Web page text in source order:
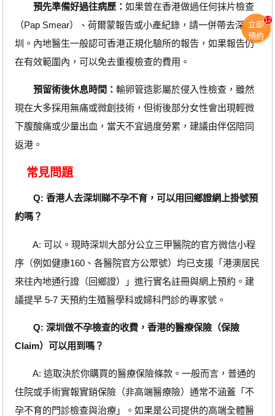
預先準備好過往病歷： 如果曾在香港做過任何抹片檢查
（Pap Smear）、荷爾蒙報告或小產紀錄，請一併帶去深
圳。內地醫生一般認可香港正規化驗所的報告，如果報告仍
在有效範圍內，可以免去重複檢查的費用。
預留術後休息時間： 輸卵管造影屬於侵入性檢查，雖然
現在大多採用無痛或微創技術，但術後部分女性會出現輕微
下腹酸痛或少量出血，當天不宜過度勞累，建議由伴侶陪同
返港。
常見問題
Q: 香港人去深圳睇不孕不育，可以用回鄉證網上掛號預
約嗎？
A: 可以。現時深圳大部分公立三甲醫院的官方微信小程
序（例如健康160、各醫院官方公眾號）均已支援「港澳居民
來往內地通行證（回鄉證）」進行實名註冊與網上預約。建
議提早 5-7 天預約生殖醫學科或婦科門診的專家號。
Q: 深圳做不孕檢查的收費，香港的醫療保險（保險
Claim）可以用到嗎？
A: 這取決於你購買的醫療保險條款。一般而言，普通的
住院或手術實報實銷保險（非高端醫療險）通常不涵蓋「不
孕不育的門診檢查與治療」。如果是公司提供的高端全體醫
立即
預約
12